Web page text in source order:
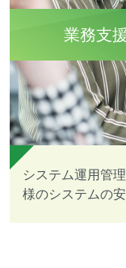
業務支
システム運用管
様のシステムの